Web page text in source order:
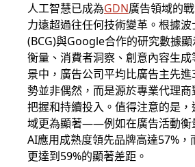
人工智慧已成為GDN廣告領域的
力遠超過往任何技術變革。根據
(BCG)與Google合作的研究數據
衡量、消費者洞察、創意內容生
景中，廣告公司平均比廣告主先
勢並非偶然，而是源於專業代理
把握和持續投入。值得注意的是
域更為顯著——例如在廣告活動衡
AI應用成熟度領先品牌高達57%，
更達到59%的顯著差距。